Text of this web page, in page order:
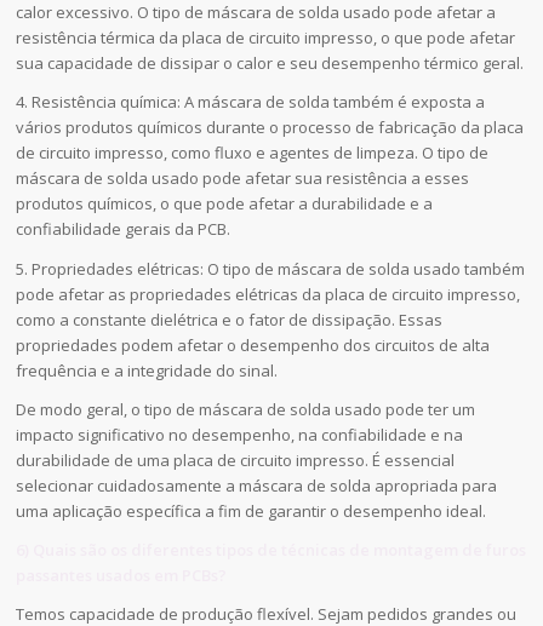
calor excessivo. O tipo de máscara de solda usado pode afetar a
resistência térmica da placa de circuito impresso, o que pode afetar
sua capacidade de dissipar o calor e seu desempenho térmico geral.
4. Resistência química: A máscara de solda também é exposta a
vários produtos químicos durante o processo de fabricação da placa
de circuito impresso, como fluxo e agentes de limpeza. O tipo de
máscara de solda usado pode afetar sua resistência a esses
produtos químicos, o que pode afetar a durabilidade e a
confiabilidade gerais da PCB.
5. Propriedades elétricas: O tipo de máscara de solda usado também
pode afetar as propriedades elétricas da placa de circuito impresso,
como a constante dielétrica e o fator de dissipação. Essas
propriedades podem afetar o desempenho dos circuitos de alta
frequência e a integridade do sinal.
De modo geral, o tipo de máscara de solda usado pode ter um
impacto significativo no desempenho, na confiabilidade e na
durabilidade de uma placa de circuito impresso. É essencial
selecionar cuidadosamente a máscara de solda apropriada para
uma aplicação específica a fim de garantir o desempenho ideal.
Temos capacidade de produção flexível. Sejam pedidos grandes ou